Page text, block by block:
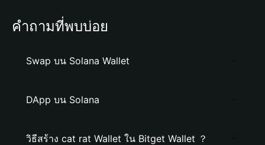
คำถามที่พบบ่อย
Swap บน Solana Wallet
DApp บน Solana
วิธีสร้าง cat rat Wallet ใน Bitget Wallet ？